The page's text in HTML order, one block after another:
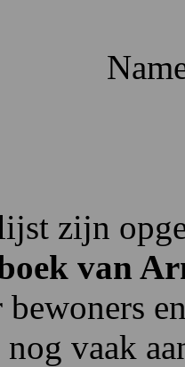
zijn
van
vaak